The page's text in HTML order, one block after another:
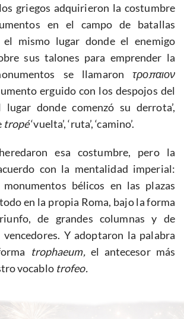
griegos adquirieron la costumbre
en el campo de batallas
el mismo lugar donde el enemigo
sus talones para emprender la
se llamaron τροπαιον
erguido con los despojos del
donde comenzó su derrota’,
tropé‘vuelta’, ‘ruta’, ‘camino’.
esa costumbre, pero la
con la mentalidad imperial:
bélicos en las plazas
en la propia Roma, bajo la forma
de grandes columnas y de
Y adoptaron la palabra
trophaeum,el antecesor más
vocablo trofeo.